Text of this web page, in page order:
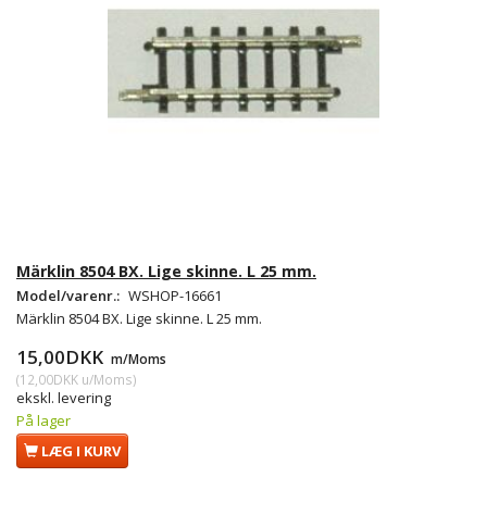
Märklin 8504 BX. Lige skinne. L 25 mm.
Model/varenr.: WSHOP-16661
Märklin 8504 BX. Lige skinne. L 25 mm.
15,00DKK m/Moms
(12,00DKK u/Moms)
ekskl. levering
På lager
LÆG I KURV